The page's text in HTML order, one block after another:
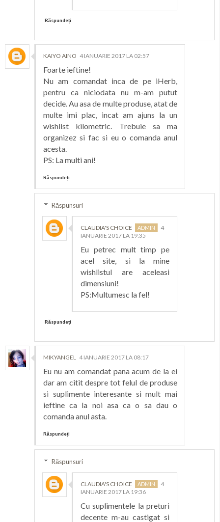
Răspundeți
KAIYO AINO 4 IANUARIE 2017 LA 02:57
Foarte ieftine!
Nu am comandat inca de pe iHerb,
pentru ca niciodata nu m-am putut
decide. Au asa de multe produse, atat de
multe imi plac, incat am ajuns la un
wishlist kilometric. Trebuie sa ma
organizez si fac si eu o comanda anul
acesta.
PS: La multi ani!
Răspundeți
Răspunsuri
CLAUDIA'S CHOICE
4
IANUARIE 2017 LA 19:35
Eu petrec mult timp pe
acel site, si la mine
wishlistul are aceleasi
dimensiuni!
PS:Multumesc la fel!
Răspundeți
MIKYANGEL 4 IANUARIE 2017 LA 08:17
Eu nu am comandat pana acum de la ei
dar am citit despre tot felul de produse
si suplimente interesante si mult mai
ieftine ca la noi asa ca o sa dau o
comanda anul asta.
Răspundeți
Răspunsuri
CLAUDIA'S CHOICE
4
IANUARIE 2017 LA 19:36
Cu suplimentele la preturi
decente m-au castigat si